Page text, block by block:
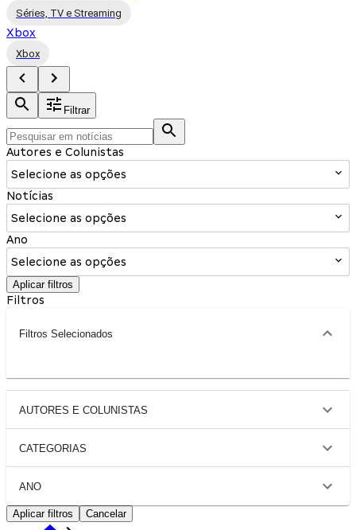
Séries, TV e Streaming
Xbox
Xbox
Filtrar
Autores e Colunistas
Selecione as opções
Notícias
Selecione as opções
Ano
Selecione as opções
Aplicar filtros
Filtros
Filtros Selecionados
AUTORES E COLUNISTAS
CATEGORIAS
ANO
Aplicar filtros Cancelar